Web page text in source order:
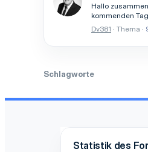
Hallo
kommenden
Dv381
Thema
Schlagworte
Statistik des